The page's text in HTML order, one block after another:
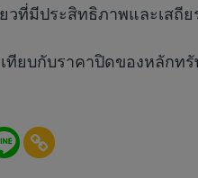
วที่มีประสิทธิภาพและเสถี
ทียบกับราคาปิดของหลักท